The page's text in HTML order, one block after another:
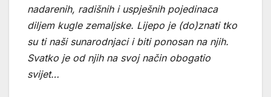
nadarenih, radišnih i uspješnih pojedinaca
diljem kugle zemaljske. Lijepo je (do)znati tko
su ti naši sunarodnjaci i biti ponosan na njih.
Svatko je od njih na svoj način obogatio
svijet…